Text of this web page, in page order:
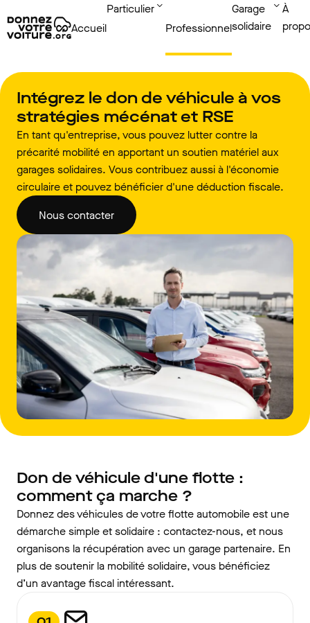
Accueil
Particulier
Professionnel
Garage
solidaire
À
Intégrez le don de véhicule à vos
stratégies mécénat et RSE
En tant qu'entreprise, vous pouvez lutter contre la
précarité mobilité en apportant un soutien matériel aux
garages solidaires. Vous contribuez aussi à l'économie
circulaire et pouvez bénéficier d'une déduction fiscale.
Nous contacter
Don de véhicule d'une flotte :
comment ça marche ?
Donnez des véhicules de votre flotte automobile est une
démarche simple et solidaire : contactez-nous, et nous
organisons la récupération avec un garage partenaire. En
plus de soutenir la mobilité solidaire, vous bénéficiez
d’un avantage fiscal intéressant.